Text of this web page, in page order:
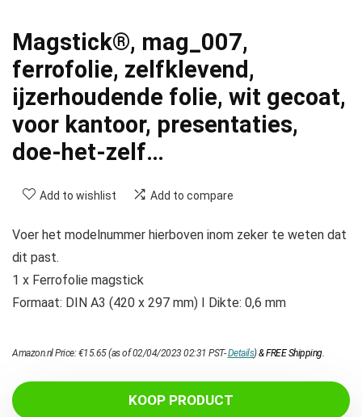
Magstick®, mag_007,
ferrofolie, zelfklevend,
ijzerhoudende folie, wit gecoat,
voor kantoor, presentaties,
doe-het-zelf…
Add to wishlist Add to compare
Voer het modelnummer hierboven inom zeker te weten dat
dit past.
1 x Ferrofolie magstick
Formaat: DIN A3 (420 x 297 mm) I Dikte: 0,6 mm
Amazon.nl Price:€15.65(as of 02/04/2023 02:31 PST-Details)&FREE Shipping.
KOOP PRODUCT